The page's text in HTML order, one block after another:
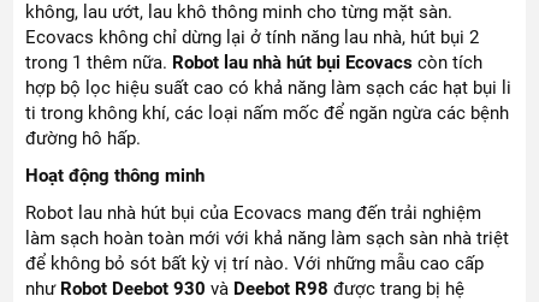
không, lau ướt, lau khô thông minh cho từng mặt sàn.
Ecovacs không chỉ dừng lại ở tính năng lau nhà, hút bụi 2
trong 1 thêm nữa. Robot lau nhà hút bụi Ecovacs còn tích
hợp bộ lọc hiệu suất cao có khả năng làm sạch các hạt bụi li
ti trong không khí, các loại nấm mốc để ngăn ngừa các bệnh
đường hô hấp.
Hoạt động thông minh
Robot lau nhà hút bụi của Ecovacs mang đến trải nghiệm
làm sạch hoàn toàn mới với khả năng làm sạch sàn nhà triệt
để không bỏ sót bất kỳ vị trí nào. Với những mẫu cao cấp
như Robot Deebot 930 và Deebot R98 được trang bị hệ